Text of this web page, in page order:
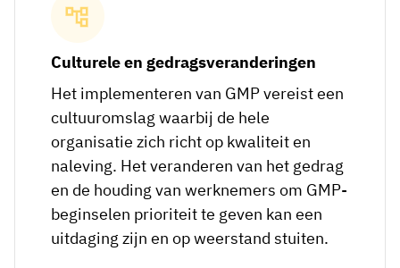
Culturele en gedragsveranderingen
Het implementeren van GMP vereist een
cultuuromslag waarbij de hele
organisatie zich richt op kwaliteit en
naleving. Het veranderen van het gedrag
en de houding van werknemers om GMP-
beginselen prioriteit te geven kan een
uitdaging zijn en op weerstand stuiten.